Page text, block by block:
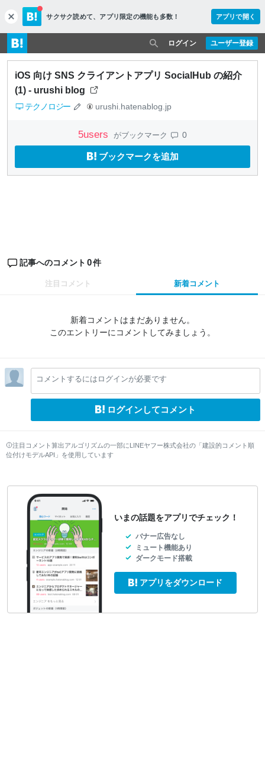
c
l
o
s
e
サクサク読めて、 アプリ限定の機能も多数！ アプリで開く
ユーザー登録
ログイン
iOS 向け SNS クライアントアプリ SocialHub の紹介
(1) - urushi blog
テクノロジー urushi.hatenablog.jp
5users がブックマーク 0
ブックマークを追加
記事へのコメント 0件
注目コメント 新着コメント
新着コメントはまだありません。
このエントリーにコメントしてみましょう。
コメントするにはログインが必要です
ログインしてコメント
注目コメント算出アルゴリズムの一部にLINEヤフー株式会社の「建設的コメント順
位付けモデルAPI」を使用しています
いまの話題をアプリでチェック！
バナー広告なし
ミュート機能あり
ダークモード搭載
アプリをダウンロード